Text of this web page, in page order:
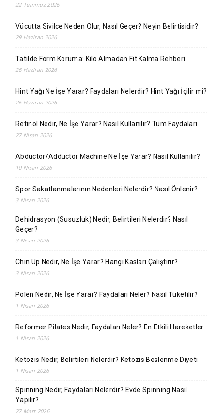
22 Temmuz 2026
Vücutta Sivilce Neden Olur, Nasıl Geçer? Neyin Belirtisidir?
29 Haziran 2026
Tatilde Form Koruma: Kilo Almadan Fit Kalma Rehberi
26 Haziran 2026
Hint Yağı Ne İşe Yarar? Faydaları Nelerdir? Hint Yağı İçilir mi?
26 Haziran 2026
Retinol Nedir, Ne İşe Yarar? Nasıl Kullanılır? Tüm Faydaları
27 Nisan 2026
Abductor/Adductor Machine Ne İşe Yarar? Nasıl Kullanılır?
10 Nisan 2026
Spor Sakatlanmalarının Nedenleri Nelerdir? Nasıl Önlenir?
3 Nisan 2026
Dehidrasyon (Susuzluk) Nedir, Belirtileri Nelerdir? Nasıl
Geçer?
3 Nisan 2026
Chin Up Nedir, Ne İşe Yarar? Hangi Kasları Çalıştırır?
3 Nisan 2026
Polen Nedir, Ne İşe Yarar? Faydaları Neler? Nasıl Tüketilir?
1 Nisan 2026
Reformer Pilates Nedir, Faydaları Neler? En Etkili Hareketler
1 Nisan 2026
Ketozis Nedir, Belirtileri Nelerdir? Ketozis Beslenme Diyeti
1 Nisan 2026
Spinning Nedir, Faydaları Nelerdir? Evde Spinning Nasıl
Yapılır?
27 Mart 2026